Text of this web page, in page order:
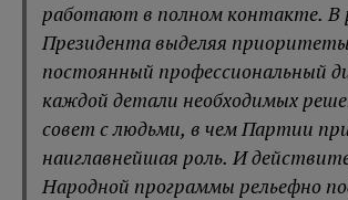
работают в полном контакте. В
Президента выделяя
постоянный профессиональный
каждой детали необходимых
совет с людьми, в чем Партии
наиглавнейшая роль. И
Народной программы рельефно